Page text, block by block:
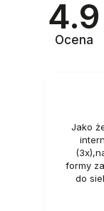
4.9
Ocena
Jako
formy
do
o